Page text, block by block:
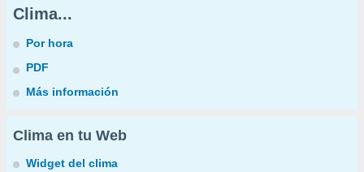
Clima...
Por hora
PDF
Más información
Clima en tu Web
Widget del clima